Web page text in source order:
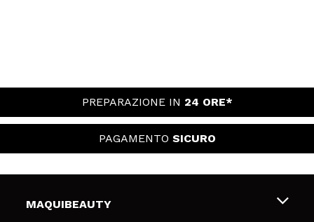
PREPARAZIONE IN 24 ORE*
PAGAMENTO SICURO
MAQUIBEAUTY